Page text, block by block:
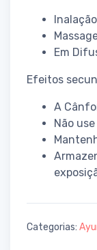
Em
Efeitos
A
Não
Categorias: